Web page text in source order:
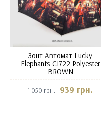
Зонт Автомат Lucky
Elephants CI722-Polyester
BROWN
1 050 грн. 939 грн.